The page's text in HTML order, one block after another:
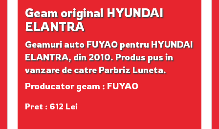
Geam original HYUNDAI
ELANTRA
Geamuri auto FUYAO pentru HYUNDAI
ELANTRA, din 2010. Produs pus in
vanzare de catre Parbriz Luneta.
Producator geam : FUYAO
Pret : 612 Lei